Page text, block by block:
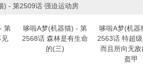
) - 第2509话 强迫运动房
第
见
哆啦A梦(机器猫) - 第
2568话 森林是有生命
的(三)
哆啦A梦(机器
2563话 特超级
而且所向无敌
盔甲